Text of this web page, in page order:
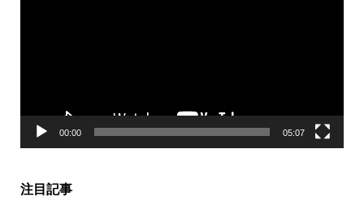
00:00 05:07
注目記事